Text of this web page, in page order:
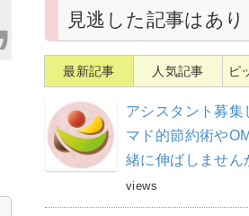
見逃した記事はあ
最新記事 人気記事 ピ
アシスタント募集
マド的節約術や
緒に伸ばしません
views